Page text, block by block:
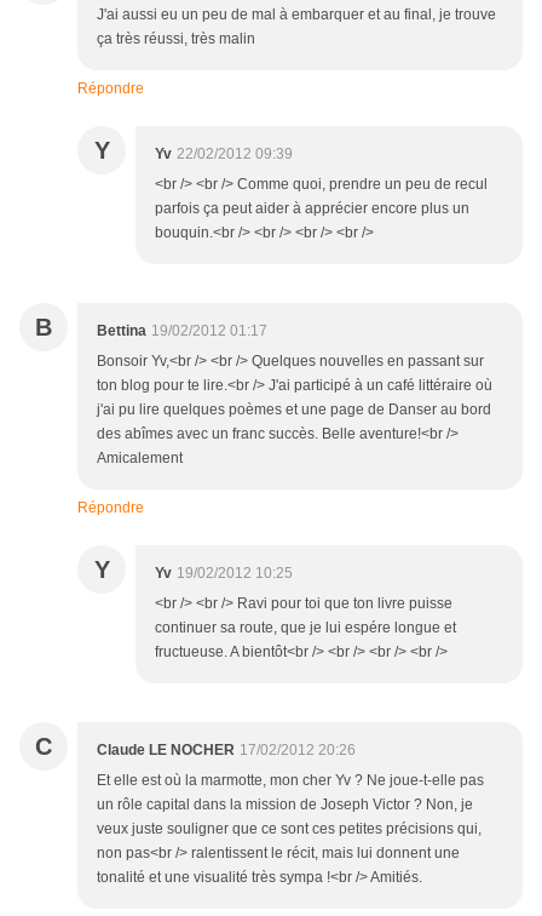
J'ai aussi eu un peu de mal à embarquer et au final, je trouve
ça très réussi, très malin
Répondre
Y Yv 22/02/2012 09:39
<br /> <br /> Comme quoi, prendre un peu de recul
parfois ça peut aider à apprécier encore plus un
bouquin.<br /> <br /> <br /> <br />
B Bettina 19/02/2012 01:17
Bonsoir Yv,<br /> <br /> Quelques nouvelles en passant sur
ton blog pour te lire.<br /> J'ai participé à un café littéraire où
j'ai pu lire quelques poèmes et une page de Danser au bord
des abîmes avec un franc succès. Belle aventure!<br />
Amicalement
Répondre
Y Yv 19/02/2012 10:25
<br /> <br /> Ravi pour toi que ton livre puisse
continuer sa route, que je lui espére longue et
fructueuse. A bientôt<br /> <br /> <br /> <br />
C Claude LE NOCHER 17/02/2012 20:26
Et elle est où la marmotte, mon cher Yv ? Ne joue-t-elle pas
un rôle capital dans la mission de Joseph Victor ? Non, je
veux juste souligner que ce sont ces petites précisions qui,
non pas<br /> ralentissent le récit, mais lui donnent une
tonalité et une visualité très sympa !<br /> Amitiés.